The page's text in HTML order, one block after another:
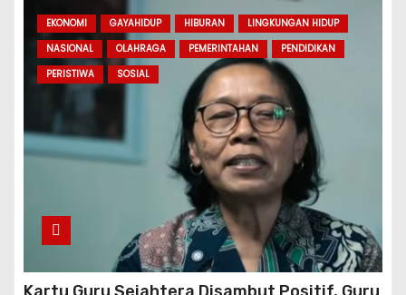
EKONOMI GAYAHIDUP HIBURAN
LINGKUNGAN HIDUP
NASIONAL
OLAHRAGA PEMERINTAHAN
PENDIDIKAN
PERISTIWA
SOSIAL